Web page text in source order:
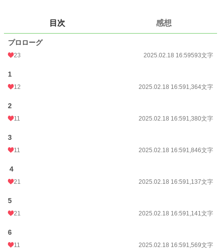
0 pt
文字数
更新日時
初回公開日時
目次 感想
プロローグ
23 2025.02.18 16:59593文字
1
12 2025.02.18 16:591,364文字
2
11 2025.02.18 16:591,380文字
3
11 2025.02.18 16:591,846文字
４
21 2025.02.18 16:591,137文字
5
21 2025.02.18 16:591,141文字
6
11 2025.02.18 16:591,569文字